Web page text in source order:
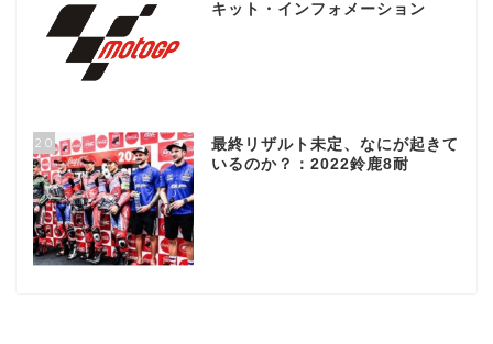
キット・インフォメーション
20
最終リザルト未定、なにが起きて
いるのか？：2022鈴鹿8耐